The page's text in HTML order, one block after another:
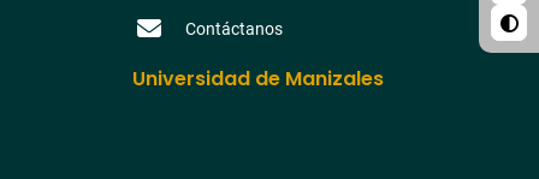
Contáctanos
Universidad de Manizales